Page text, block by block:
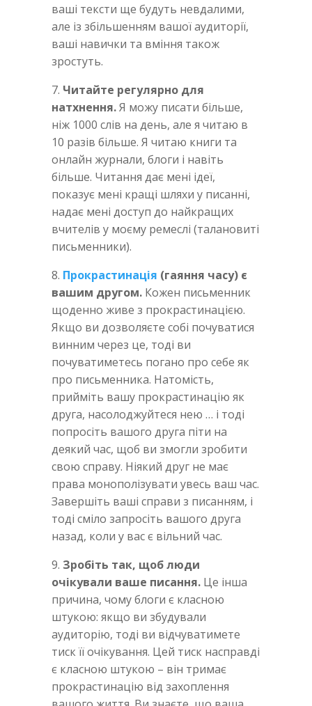
ваші тексти ще будуть невдалими,
але із збільшенням вашої аудиторії,
ваші навички та вміння також
зростуть.
7. Читайте регулярно для
натхнення.Я можу писати більше,
ніж 1000 слів на день, але я читаю в
10 разів більше. Я читаю книги та
онлайн журнали, блоги і навіть
більше. Читання дає мені ідеї,
показує мені кращі шляхи у писанні,
надає мені доступ до найкращих
вчителів у моєму ремеслі (талановиті
письменники).
8. Прокрастинація (гаяння часу) є
вашим другом. Кожен письменник
щоденно живе з прокрастинацією.
Якщо ви дозволяєте собі почуватися
винним через це, тоді ви
почуватиметесь погано про себе як
про письменника. Натомість,
прийміть вашу прокрастинацію як
друга, насолоджуйтеся нею … і тоді
попросіть вашого друга піти на
деякий час, щоб ви змогли зробити
свою справу. Ніякий друг не має
права монополізувати увесь ваш час.
Завершіть ваші справи з писанням, і
тоді сміло запросіть вашого друга
назад, коли у вас є вільний час.
9. Зробіть так, щоб люди
очікували ваше писання. Це інша
причина, чому блоги є класною
штукою: якщо ви збудували
аудиторію, тоді ви відчуватимете
тиск її очікування. Цей тиск насправді
є класною штукою – він тримає
прокрастинацію від захоплення